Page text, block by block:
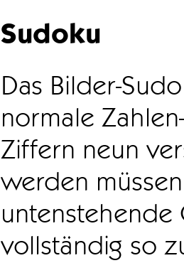
Sudoku
Das Bilder-
normale
Ziffern neun
werden
vollständig so